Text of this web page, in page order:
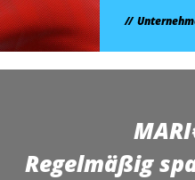
Heimische
Regelmäßig